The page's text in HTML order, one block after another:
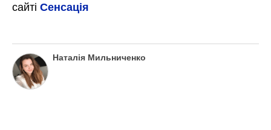
сайті Сенсація
Наталія Мильниченко